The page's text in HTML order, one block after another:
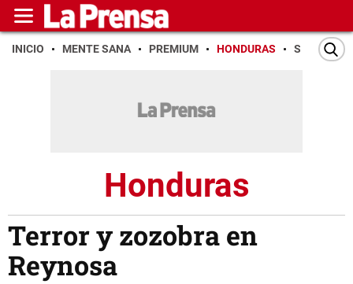
INICIO MENTE SANA PREMIUM HONDURAS SAN PEDRO
Honduras
Terror y zozobra en
Reynosa